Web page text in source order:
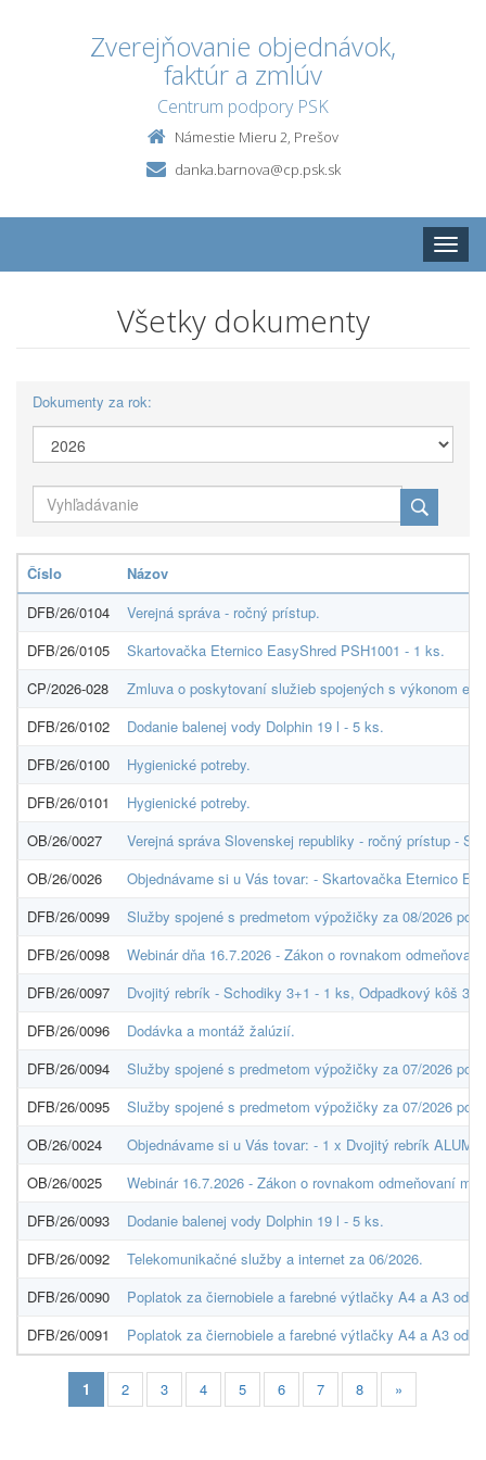
Zverejňovanie objednávok,
faktúr a zmlúv
Centrum podpory PSK
Námestie Mieru 2, Prešov
danka.barnova@cp.psk.sk
Toggle
Všetky dokumenty
Dokumenty za rok:
Číslo
Názov
DFB/26/0104
Verejná správa - ročný prístup.
DFB/26/0105
Skartovačka Eternico EasyShred PSH1001 - 1 ks.
CP/2026-028
Zmluva o poskytovaní služieb spojených s výkonom
DFB/26/0102
Dodanie balenej vody Dolphin 19 l - 5 ks.
DFB/26/0100
Hygienické potreby.
DFB/26/0101
Hygienické potreby.
OB/26/0027
Verejná správa Slovenskej republiky - ročný prístup -
OB/26/0026
Objednávame si u Vás tovar: - Skartovačka Eternico
DFB/26/0099
Služby spojené s predmetom výpožičky za 08/2026
DFB/26/0098
Webinár dňa 16.7.2026 - Zákon o rovnakom
DFB/26/0097
Dvojitý rebrík - Schodiky 3+1 - 1 ks, Odpadkový kôš 3
DFB/26/0096
Dodávka a montáž žalúzií.
DFB/26/0094
Služby spojené s predmetom výpožičky za 07/2026
DFB/26/0095
Služby spojené s predmetom výpožičky za 07/2026
OB/26/0024
Objednávame si u Vás tovar: - 1 x Dvojitý rebrík
OB/26/0025
Webinár 16.7.2026 - Zákon o rovnakom odmeňovaní
DFB/26/0093
Dodanie balenej vody Dolphin 19 l - 5 ks.
DFB/26/0092
Telekomunikačné služby a internet za 06/2026.
DFB/26/0090
Poplatok za čiernobiele a farebné výtlačky A4 a A3 od
DFB/26/0091
Poplatok za čiernobiele a farebné výtlačky A4 a A3 od
1 2 3 4 5 6 7 8 »